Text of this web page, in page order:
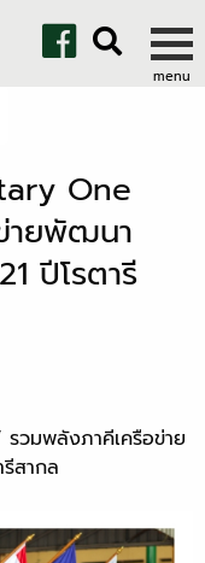
One
ายพัฒนา
ปีโรตารี
รวมพลังภาคีเครือข่าย
สากล